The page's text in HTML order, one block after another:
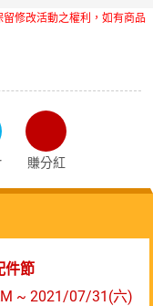
修改活動之權利，如有商品
賺分紅
件節
~ 2021/07/31(六)